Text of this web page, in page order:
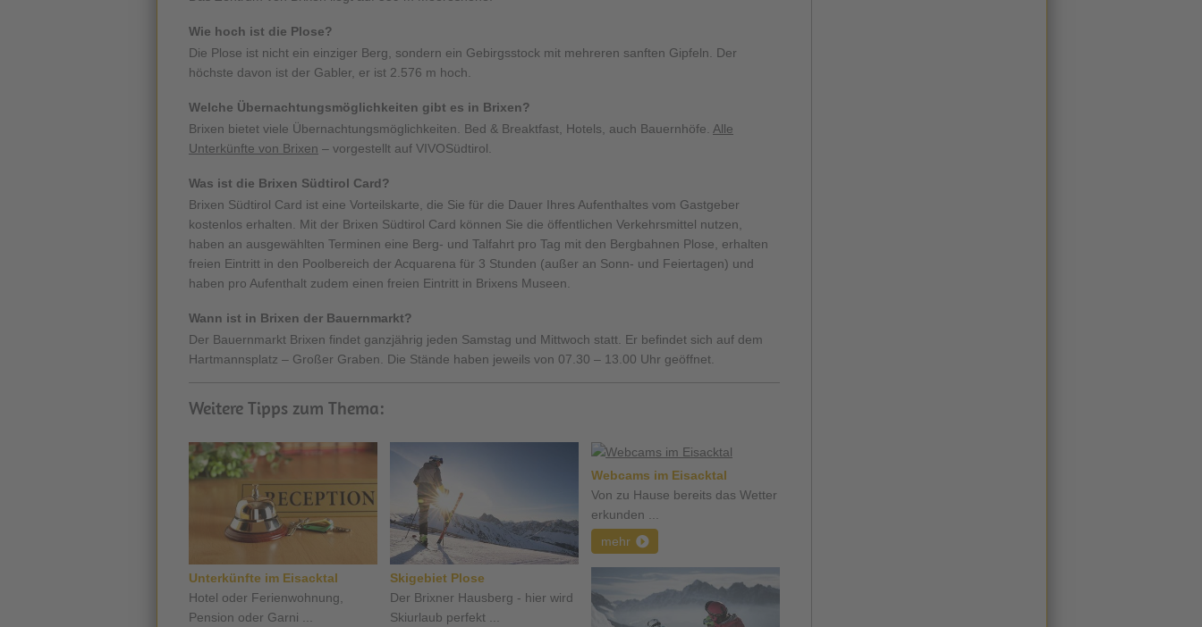
Wie hoch ist die Plose?
Die Plose ist nicht ein einziger Berg, sondern ein Gebirgsstock mit mehreren sanften Gipfeln. Der
höchste davon ist der Gabler, er ist 2.576 m hoch.
Welche Übernachtungsmöglichkeiten gibt es in Brixen?
Brixen bietet viele Übernachtungsmöglichkeiten. Bed & Breaktfast, Hotels, auch Bauernhöfe. Alle
Unterkünfte von Brixen – vorgestellt auf VIVOSüdtirol.
Was ist die Brixen Südtirol Card?
Brixen Südtirol Card ist eine Vorteilskarte, die Sie für die Dauer Ihres Aufenthaltes vom Gastgeber
kostenlos erhalten. Mit der Brixen Südtirol Card können Sie die öffentlichen Verkehrsmittel nutzen,
haben an ausgewählten Terminen eine Berg- und Talfahrt pro Tag mit den Bergbahnen Plose, erhalten
freien Eintritt in den Poolbereich der Acquarena für 3 Stunden (außer an Sonn- und Feiertagen) und
haben pro Aufenthalt zudem einen freien Eintritt in Brixens Museen.
Wann ist in Brixen der Bauernmarkt?
Der Bauernmarkt Brixen findet ganzjährig jeden Samstag und Mittwoch statt. Er befindet sich auf dem
Hartmannsplatz – Großer Graben. Die Stände haben jeweils von 07.30 – 13.00 Uhr geöffnet.
Weitere Tipps zum Thema:
Unterkünfte im Eisacktal
Hotel oder Ferienwohnung,
Pension oder Garni ...
Skigebiet Plose
Der Brixner Hausberg - hier wird
Skiurlaub perfekt ...
Webcams im Eisacktal
Von zu Hause bereits das Wetter
erkunden ...
mehr